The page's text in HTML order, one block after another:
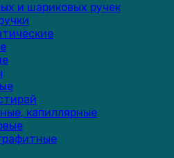
и шариковых ручек
капиллярные